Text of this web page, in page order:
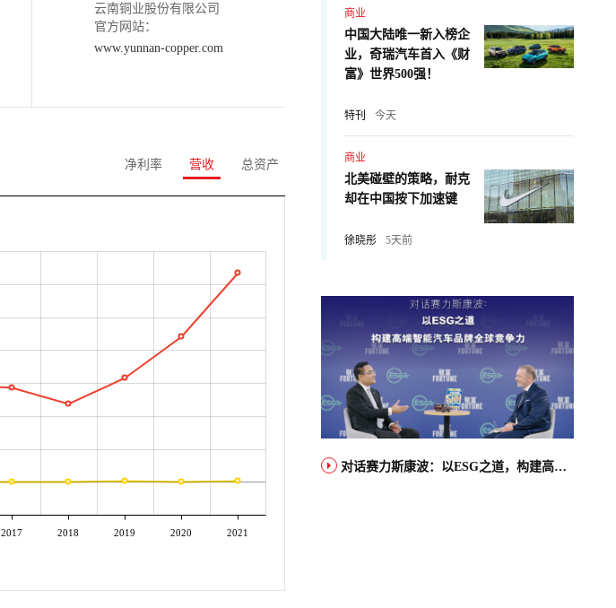
云南铜业股份有限公司
官方网站：
www.yunnan-copper.com
净利率 营收 总资产
2017 2018 2019 2020 2021
商业
中国大陆唯一新入榜企
业，奇瑞汽车首入《财
富》世界500强！
特刊 今天
商业
北美碰壁的策略，耐克
却在中国按下加速键
徐晓彤 5天前
对话赛力斯康波：以ESG之道，构建高端智能汽车品牌全球竞争力